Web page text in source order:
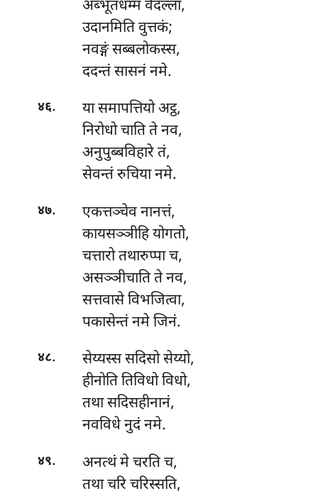
अब्भूतधम्म वेदल्ला,
उदानमिति वुत्तकं;
नवङ्गं सब्बलोकस्स,
ददन्तं सासनं नमे.
४६. यासमापत्तियो अट्ठ,
निरोधो चाति ते नव,
अनुपुब्बविहारे तं,
सेवन्तं रुचिया नमे.
४७.
एकत्तञ्चेव नानत्तं,
कायसञ्ञीहि योगतो,
चत्तारो तथारुप्पा च,
असञ्ञीचाति ते नव,
सत्तवासे विभजित्वा,
पकासेन्तं नमे जिनं.
४८. सेय्यस्ससदिसो सेय्यो,
हीनोति तिविधो विधो,
तथा सदिसहीनानं,
नवविधे नुदं नमे.
४९. अनत्थंमे चरति च,
तथा चरि चरिस्सति,